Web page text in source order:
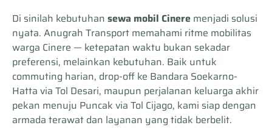
Di sinilah kebutuhan sewa mobil Cinere menjadi solusi
nyata. Anugrah Transport memahami ritme mobilitas
warga Cinere — ketepatan waktu bukan sekadar
preferensi, melainkan kebutuhan. Baik untuk
commuting harian, drop-off ke Bandara Soekarno-
Hatta via Tol Desari, maupun perjalanan keluarga akhir
pekan menuju Puncak via Tol Cijago, kami siap dengan
armada terawat dan layanan yang tidak berbelit.